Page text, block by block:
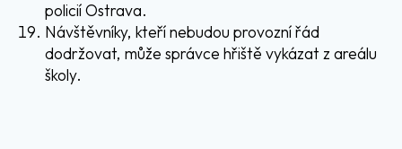
policií Ostrava.
Návštěvníky, kteří nebudou provozní řád
dodržovat, může správce hřiště vykázat z areálu
školy.